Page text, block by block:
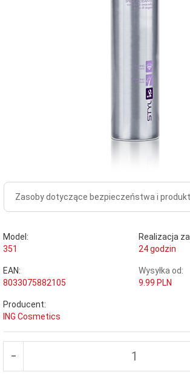
Zasoby dotyczące bezpieczeństwa i
Model:
351
Realizacja
24 godzin
EAN:
8033075882105
Wysyłka od:
9.99 PLN
Producent:
ING Cosmetics